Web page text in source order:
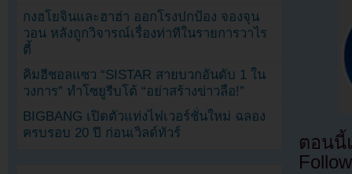
ตอนนี้
กงฮโยจินและฮาฮ่า ออกโรงปกป้อง จองจุน
วอน หลังถูกวิจารณ์เรื่องท่าทีในรายการวาไร
ตี้
คิมฮีชอลแซว “SISTAR สายบวกอันดับ 1 ใน
วงการ” ทำโซยูรีบโต้ “อย่าสร้างข่าวลือ!”
BIGBANG เปิดตัวแท่งไฟเวอร์ชั่นใหม่ ฉลอง
ครบรอบ 20 ปี ก่อนเวิลด์ทัวร์